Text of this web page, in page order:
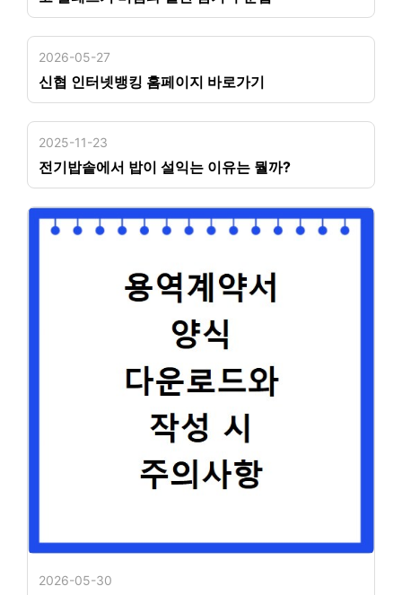
2026-05-27
신협 인터넷뱅킹 홈페이지 바로가기
2025-11-23
전기밥솥에서 밥이 설익는 이유는 뭘까?
2026-05-30